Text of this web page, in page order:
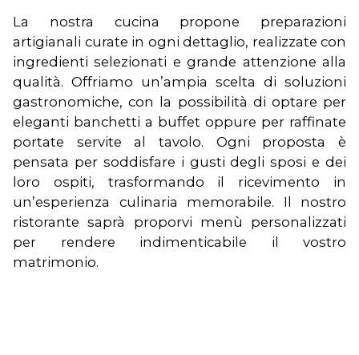
La nostra cucina propone preparazioni
artigianali curate in ogni dettaglio, realizzate con
ingredienti selezionati e grande attenzione alla
qualità. Offriamo un’ampia scelta di soluzioni
gastronomiche, con la possibilità di optare per
eleganti banchetti a buffet oppure per raffinate
portate servite al tavolo. Ogni proposta è
pensata per soddisfare i gusti degli sposi e dei
loro ospiti, trasformando il ricevimento in
un’esperienza culinaria memorabile. Il nostro
ristorante saprà proporvi menù personalizzati
per rendere indimenticabile il vostro
matrimonio.